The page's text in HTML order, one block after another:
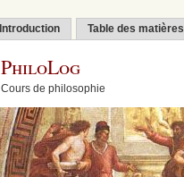
Introduction Table des matières
PhiloLog
Cours de philosophie